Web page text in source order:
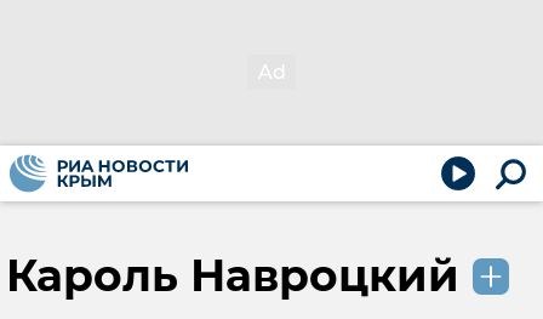
Кароль Навроцкий